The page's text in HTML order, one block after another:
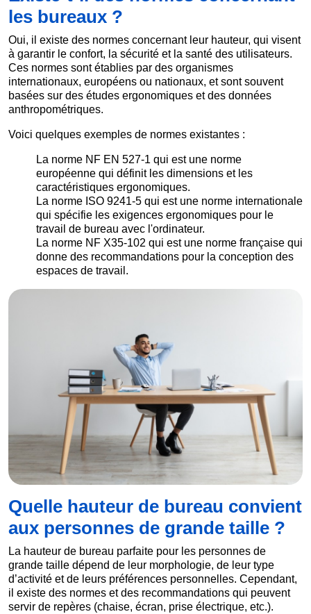
les bureaux ?
Oui, il existe des normes concernant leur hauteur, qui visent
à garantir le confort, la sécurité et la santé des utilisateurs.
Ces normes sont établies par des organismes
internationaux, européens ou nationaux, et sont souvent
basées sur des études ergonomiques et des données
anthropométriques.
Voici quelques exemples de normes existantes :
La norme NF EN 527-1 qui est une norme
européenne qui définit les dimensions et les
caractéristiques ergonomiques.
La norme ISO 9241-5 qui est une norme internationale
qui spécifie les exigences ergonomiques pour le
travail de bureau avec l'ordinateur.
La norme NF X35-102 qui est une norme française qui
donne des recommandations pour la conception des
espaces de travail.
Quelle hauteur de bureau convient
aux personnes de grande taille ?
La hauteur de bureau parfaite pour les personnes de
grande taille dépend de leur morphologie, de leur type
d’activité et de leurs préférences personnelles. Cependant,
il existe des normes et des recommandations qui peuvent
servir de repères (chaise, écran, prise électrique, etc.).